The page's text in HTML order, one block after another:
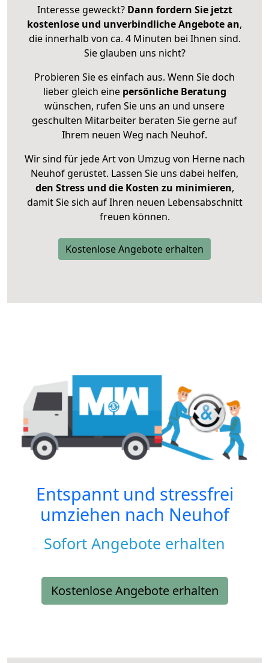
Interesse geweckt? Dann fordern Sie jetzt
kostenlose und unverbindliche Angebote an,
die innerhalb von ca. 4 Minuten bei Ihnen sind.
Sie glauben uns nicht?
Probieren Sie es einfach aus. Wenn Sie doch
lieber gleich eine persönliche Beratung
wünschen, rufen Sie uns an und unsere
geschulten Mitarbeiter beraten Sie gerne auf
Ihrem neuen Weg nach Neuhof.
Wir sind für jede Art von Umzug von Herne nach
Neuhof gerüstet. Lassen Sie uns dabei helfen,
den Stress und die Kosten zu minimieren,
damit Sie sich auf Ihren neuen Lebensabschnitt
freuen können.
Kostenlose Angebote erhalten
Entspannt und stressfrei
umziehen nach Neuhof
Sofort Angebote erhalten
Kostenlose Angebote erhalten